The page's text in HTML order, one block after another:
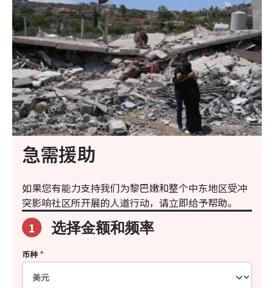
急需援助
如果您有能力支持我们为黎巴嫩和整个中东地区受冲
突影响社区所开展的人道行动，请立即给予帮助。
1 选择金额和频率
币种*